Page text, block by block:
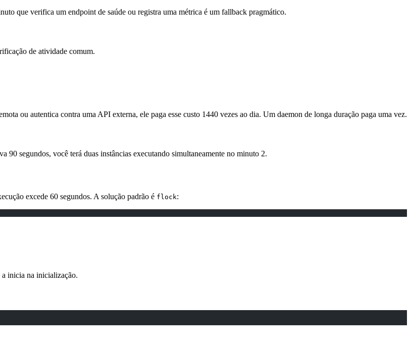
que verifica um endpoint de saúde ou registra uma métrica é um fallback pragmático.
de atividade comum.
ou autentica contra uma API externa, ele paga esse custo 1440 vezes ao dia. Um daemon de longa duração paga uma vez.
90 segundos, você terá duas instâncias executando simultaneamente no minuto 2.
excede 60 segundos. A solução padrão é flock:
a inicia na inicialização.